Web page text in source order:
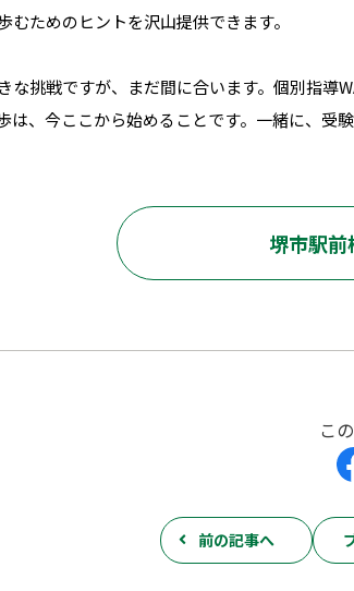
むためのヒントを沢山提供できます。
な挑戦ですが、まだ間に合います。個別指導
は、今ここから始めることです。一緒に、受
堺市駅
こ
前の記事へ